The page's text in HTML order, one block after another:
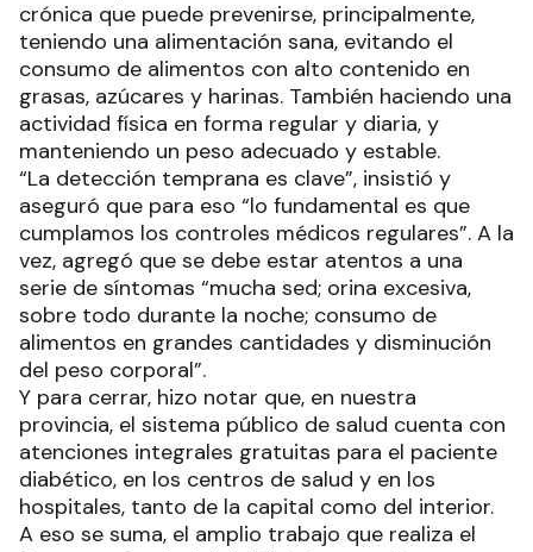
crónica que puede prevenirse, principalmente,
teniendo una alimentación sana, evitando el
consumo de alimentos con alto contenido en
grasas, azúcares y harinas. También haciendo una
actividad física en forma regular y diaria, y
manteniendo un peso adecuado y estable.
“La detección temprana es clave”, insistió y
aseguró que para eso “lo fundamental es que
cumplamos los controles médicos regulares”. A la
vez, agregó que se debe estar atentos a una
serie de síntomas “mucha sed; orina excesiva,
sobre todo durante la noche; consumo de
alimentos en grandes cantidades y disminución
del peso corporal”.
Y para cerrar, hizo notar que, en nuestra
provincia, el sistema público de salud cuenta con
atenciones integrales gratuitas para el paciente
diabético, en los centros de salud y en los
hospitales, tanto de la capital como del interior.
A eso se suma, el amplio trabajo que realiza el